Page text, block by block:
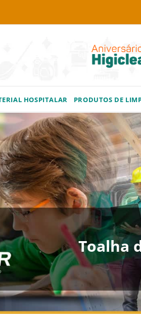
HOSPITALAR PRODUTOS DE
Toalha